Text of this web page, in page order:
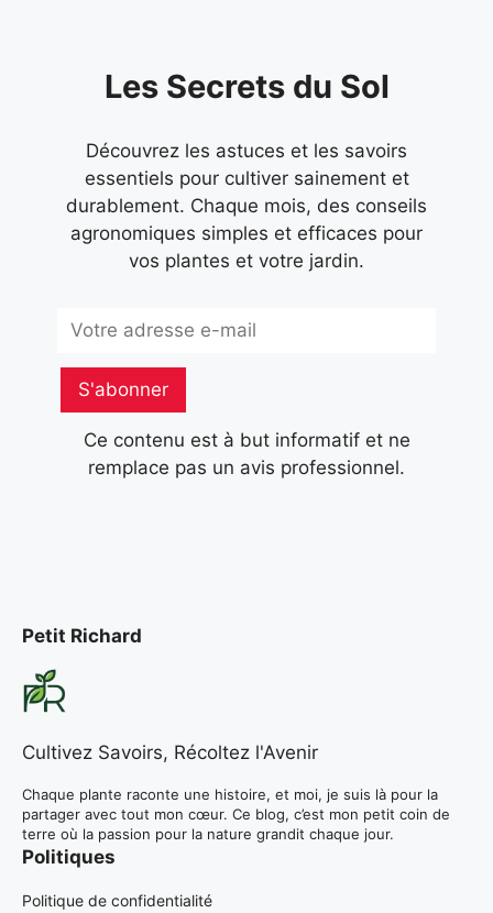
Les Secrets du Sol
Découvrez les astuces et les savoirs
essentiels pour cultiver sainement et
durablement. Chaque mois, des conseils
agronomiques simples et efficaces pour
vos plantes et votre jardin.
S'abonner
Ce contenu est à but informatif et ne
remplace pas un avis professionnel.
Petit Richard
Cultivez Savoirs, Récoltez l'Avenir
Chaque plante raconte une histoire, et moi, je suis là pour la
partager avec tout mon cœur. Ce blog, c’est mon petit coin de
terre où la passion pour la nature grandit chaque jour.
Politiques
Politique de confidentialité